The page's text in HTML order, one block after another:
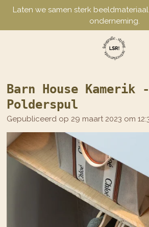
Ga
naar
Laten we samen sterk
onderneming.
Barn House Kamerik -
Polderspul
Gepubliceerd op 29 maart 2023 om